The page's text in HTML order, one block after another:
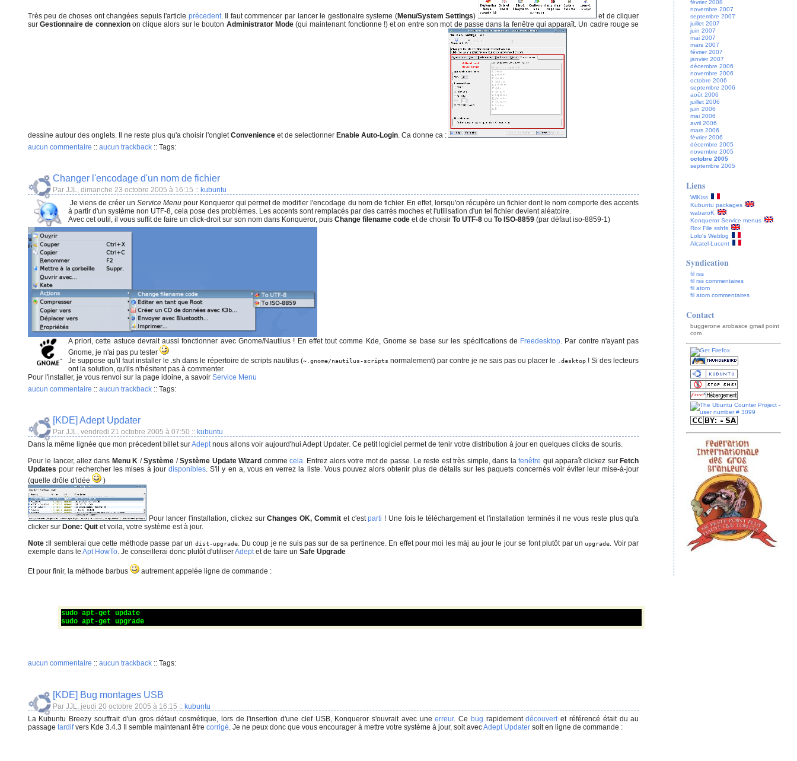
Très peu de choses ont changées sepuis l'article précedent. Il faut commencer par lancer le gestionaire systeme (Menu/System Settings)
et de cliquer
sur Gestionnaire de connexionon clique alors sur le bouton Administrator Mode(qui maintenant fonctionne !) et on entre son mot de passe dans la fenêtre qui apparaît. Un cadre rouge se
dessine autour des onglets. Il ne reste plus qu'a choisir l'ongletConvenienceet de selectionner Enable Auto-Login. Ca donne ca :
aucun commentaire :: aucun trackback ::Tags:
Changer l'encodage d'un nom de fichier
Par JJL, dimanche 23 octobre 2005 à 16:15 :: kubuntu
​ Je viens de créer unService Menu pour Konqueror qui permet de modifier l'encodage du nom de fichier. En effet, lorsqu'on récupère un fichier dont le nom comporte des accents
à partir d'un système non UTF-8, cela pose des problèmes. Les accents sont remplacés par des carrés moches et l'utilisation d'un tel fichier devient aléatoire.
Avec cet outil, il vous suffit de faire un click-droit sur son nom dans Konqueror, puis Change filename codeet de choisir To UTF-8ou To ISO-8859(par défaut iso-8859-1)
A priori, cette astuce devrait aussi fonctionner avec Gnome/Nautilus ! En effet tout comme Kde, Gnome se base sur les spécifications de Freedesktop . Par contre n'ayant pas
Gnome, je n'ai pas pu tester
Je suppose qu'il faut installer le .sh dans le répertoire de scripts nautilus (~.gnome/nautilus-scripts normalement) par contre je ne sais pas ou placer le .desktop ! Si des lecteurs
ont la solution, qu'ils n'hésitent pas à commenter.
Pour l'installer, je vous renvoi sur la page idoine, a savoir Service Menu
aucun commentaire :: aucun trackback ::Tags:
[KDE] Adept Updater
Par JJL, vendredi 21 octobre 2005 à 07:50 :: kubuntu
Dans la même lignée que mon précedent billet surAdeptnous allons voir aujourd'hui Adept Updater. Ce petit logiciel permet de tenir votre distribution à jour en quelques clicks de souris.
Pour le lancer, allez dans Menu K /Système /Système Update Wizard comme cela. Entrez alors votre mot de passe. Le reste est très simple, dans lafenêtre qui apparaît clickez sur Fetch
Updates pour rechercher les mises à jour disponibles. S'il y en a, vous en verrez la liste. Vous pouvez alors obtenir plus de détails sur les paquets concernés voir éviter leur mise-à-jour
(quelle drôle d'idée
)
Pour lancer l'installation, clickez surChanges OK, Commit et c'estparti ! Une fois le téléchargement et l'installation terminés il ne vous reste plus qu'a
clicker sur Done: Quitet voila, votre système est à jour.
Note : Il semblerai que cette méthode passe par un dist-upgrade. Du coup je ne suis pas sur de sa pertinence. En effet pour moi les màj au jour le jour se font plutôt par un upgrade. Voir par
exemple dans le Apt HowTo. Je conseillerai donc plutôt d'utiliserAdeptet de faire un Safe Upgrade
Et pour finir, la méthode barbus autrement appelée ligne de commande :
sudo apt-get update
sudo apt-get upgrade
aucun commentaire :: aucun trackback ::Tags:
[KDE] Bug montages USB
Par JJL, jeudi 20 octobre 2005 à 16:15 :: kubuntu
La Kubuntu Breezy souffrait d'un gros défaut cosmétique, lors de l'insertion d'une clef USB, Konqueror s'ouvrait avec uneerreur. Ce bug rapidementdécouvertet référencé était du au
passage tardifvers Kde 3.4.3 Il semble maintenant être corrigé. Je ne peux donc que vous encourager à mettre votre système à jour, soit avecAdept Updatersoit en ligne de commande :
février 2008
novembre 2007
septembre 2007
juillet 2007
juin 2007
mai 2007
mars 2007
février 2007
janvier 2007
décembre 2006
novembre 2006
octobre 2006
septembre 2006
août 2006
juillet 2006
juin 2006
mai 2006
avril 2006
mars 2006
février 2006
décembre 2005
novembre 2005
octobre 2005
septembre 2005
Liens
WiKiss
Kubuntu packages
wabaroK
Konqueror Service menus
Rox File sshfs
Lolo's Weblog
Alcatel-Lucent
Syndication
fil rss
fil rss commentaires
fil atom
fil atom commentaires
Contact
buggerone arobasce gmail point
com